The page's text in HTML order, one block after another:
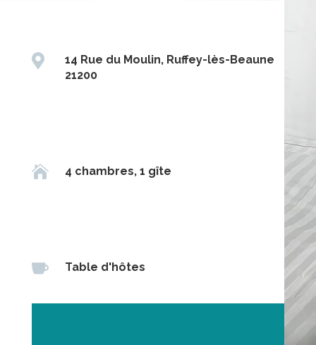

14 Rue du Moulin, Ruffey-lès-Beaune
21200
 4 chambres, 1 gîte
 Table d'hôtes